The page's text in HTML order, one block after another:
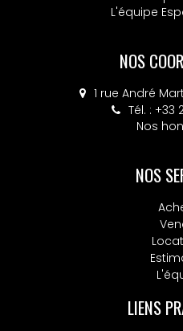
L'équipe
NOS
4 place Colbert,
Tél. : +33
Nos
NOS
LIENS